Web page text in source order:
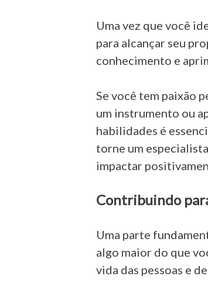
Uma vez que você
para alcançar seu
conhecimento e
Se você tem paixão
um instrumento ou
habilidades é
torne um
impactar
Contribuindo
Uma parte
algo maior do que
vida das pessoas e